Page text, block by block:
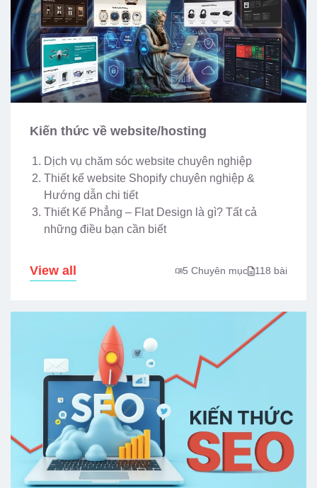
Kiến thức về website/hosting
Dịch vụ chăm sóc website chuyên nghiệp
Thiết kế website Shopify chuyên nghiệp &
Hướng dẫn chi tiết
Thiết Kế Phẳng – Flat Design là gì? Tất cả
những điều bạn cần biết
View all 5 Chuyên mục 118 bài